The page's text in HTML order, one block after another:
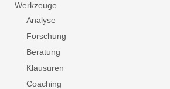
Werkzeuge
Analyse
Forschung
Beratung
Klausuren
Coaching